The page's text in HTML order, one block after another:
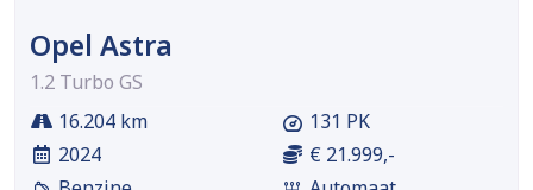
Opel Astra
1.2 Turbo GS
16.204 km
2024
131 PK
€ 21.999,-